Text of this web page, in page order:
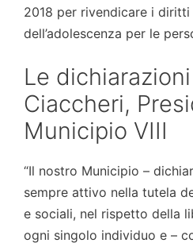
2018 per rivendicare i diritti
dell’adolescenza per le
Le
Ciaccheri,
Municipio VIII
“Il nostro Municipio –
sempre attivo nella tutela
e sociali, nel rispetto della
ogni singolo individuo e –